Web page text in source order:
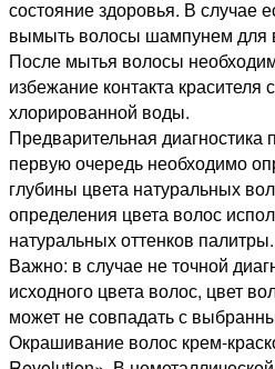
состояние здоровья. В случае
вымыть волосы шампунем для
После мытья волосы
избежание контакта красителя
хлорированной воды.
Предварительная
первую очередь необходимо
глубины цвета натуральных
определения цвета волос
натуральных оттенков палитры.
Важно: в случае не точной
исходного цвета волос, цвет
может не совпадать с
Окрашивание волос крем-